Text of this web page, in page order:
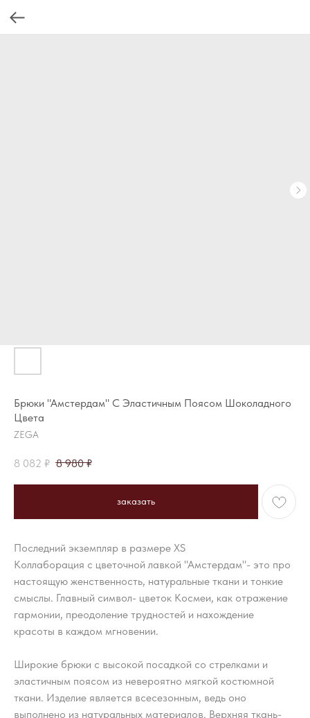
Брюки "Амстердам" С Эластичным Поясом Шоколадного
Цвета
ZEGA
8 082 ₽ 8 980 ₽
заказать
Последний экземпляр в размере XS
Коллаборация с цветочной лавкой "Амстердам"- это про
настоящую женственность, натуральные ткани и тонкие
смыслы. Главный символ- цветок Космеи, как отражение
гармонии, преодоление трудностей и нахождение
красоты в каждом мгновении.
Широкие брюки с высокой посадкой со стрелками и
эластичным поясом из невероятно мягкой костюмной
ткани. Изделие является всесезонным, ведь оно
выполнено из натуральных материалов. Верхняя ткань-